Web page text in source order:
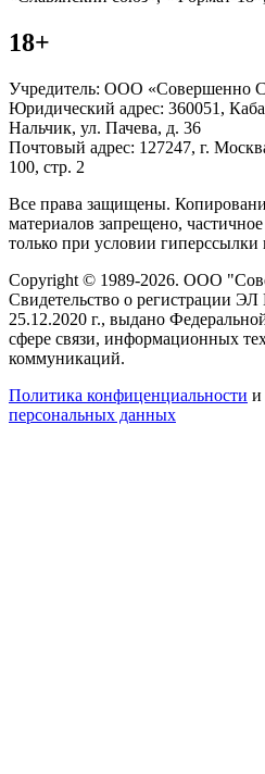
18+
Учредитель: ООО «Совершенно
Юридический адрес: 360051,
Нальчик, ул. Пачева, д. 36
Почтовый адрес: 127247, г.
100, стр. 2
Все права защищены.
материалов запрещено,
только при условии гиперссылки
Copyright © 1989-2026. ООО
Свидетельство о регистрации
25.12.2020 г., выдано
сфере связи, информационных
коммуникаций.
Политика конфиценциальности и
персональных данных